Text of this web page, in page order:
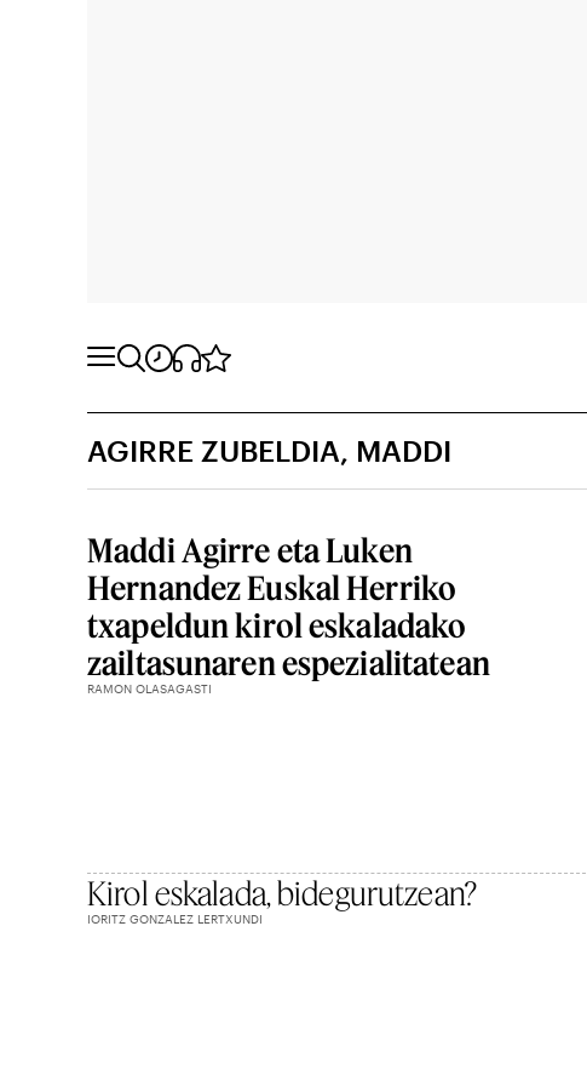
AGIRRE ZUBELDIA, MADDI
Maddi Agirre eta Luken
Hernandez Euskal Herriko
txapeldun kirol eskaladako
zailtasunaren espezialitatean
RAMON OLASAGASTI
Kirol eskalada, bidegurutzean?
IORITZ GONZALEZ LERTXUNDI